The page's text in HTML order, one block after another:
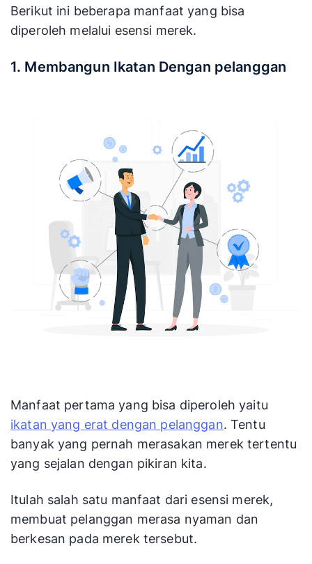
Berikut ini beberapa manfaat yang bisa
diperoleh melalui esensi merek.
1. Membangun Ikatan Dengan pelanggan
Manfaat pertama yang bisa diperoleh yaitu
ikatan yang erat dengan pelanggan. Tentu
banyak yang pernah merasakan merek tertentu
yang sejalan dengan pikiran kita.
Itulah salah satu manfaat dari esensi merek,
membuat pelanggan merasa nyaman dan
berkesan pada merek tersebut.